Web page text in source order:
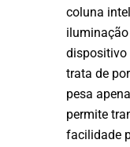
coluna
dispositivo
trata de
pesa
permite
facilidade